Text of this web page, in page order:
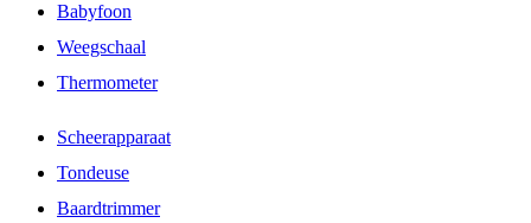
Babyfoon
Weegschaal
Thermometer
Scheerapparaat
Tondeuse
Baardtrimmer